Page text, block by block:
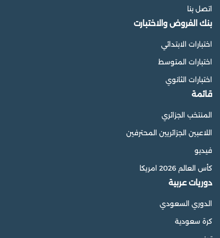
اتصل بنا
بنك الفروض والاختبارت
اختبارات الابتدائي
اختبارات المتوسط
اختبارات الثانوي
قائمة
المنتخب الجزائري
اللاعبين الجزائريين المحترفين
فيديو
كأس العالم 2026 امريكا
دوريات عربية
الدوري السعودي
كرة سعودية